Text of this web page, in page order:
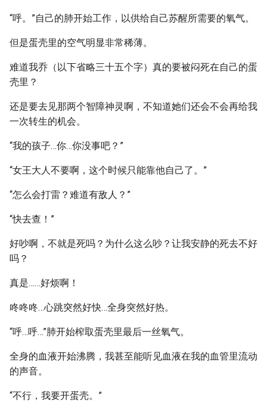
“呼。”自己的肺开始工作，以供给自己苏醒所需要的氧气。
但是蛋壳里的空气明显非常稀薄。
难道我乔（以下省略三十五个字）真的要被闷死在自己的蛋
壳里？
还是要去见那两个智障神灵啊，不知道她们还会不会再给我
一次转生的机会。
“我的孩子…你…你没事吧？”
“女王大人不要啊，这个时候只能靠他自己了。”
“怎么会打雷？难道有敌人？”
“快去查！”
好吵啊，不就是死吗？为什么这么吵？让我安静的死去不好
吗？
真是……好烦啊！
咚咚咚…心跳突然好快…全身突然好热。
“呼…呼…”肺开始榨取蛋壳里最后一丝氧气。
全身的血液开始沸腾，我甚至能听见血液在我的血管里流动
的声音。
“不行，我要开蛋壳。”